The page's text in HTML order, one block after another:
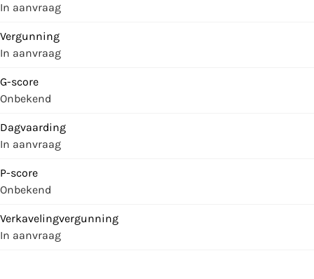
In aanvraag
Vergunning
In aanvraag
G-score
Onbekend
Dagvaarding
In aanvraag
P-score
Onbekend
Verkavelingvergunning
In aanvraag